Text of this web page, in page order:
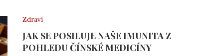
Zdraví
JAK SE POSILUJE NAŠE IMUNITA Z
POHLEDU ČÍNSKÉ MEDICÍNY